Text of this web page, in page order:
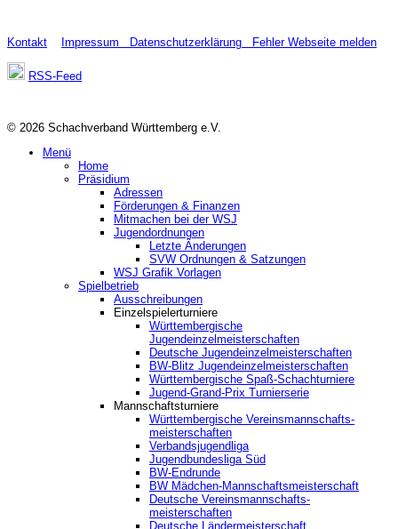
Kontakt Impressum Datenschutzerklärung Fehler Webseite melden
RSS-Feed
© 2026 Schachverband Württemberg e.V.
Menü
Home
Präsidium
Adressen
Förderungen & Finanzen
Mitmachen bei der WSJ
Jugendordnungen
Letzte Änderungen
SVW Ordnungen & Satzungen
WSJ Grafik Vorlagen
Spielbetrieb
Ausschreibungen
Einzelspielerturniere
Württembergische
Jugendeinzelmeisterschaften
Deutsche Jugendeinzelmeisterschaften
BW-Blitz Jugendeinzelmeisterschaften
Württembergische Spaß-Schachturniere
Jugend-Grand-Prix Turnierserie
Mannschaftsturniere
Württembergische Vereinsmannschafts-
meisterschaften
Verbandsjugendliga
Jugendbundesliga Süd
BW-Endrunde
BW Mädchen-Mannschaftsmeisterschaft
Deutsche Vereinsmannschafts-
meisterschaften
Deutsche Ländermeisterschaft